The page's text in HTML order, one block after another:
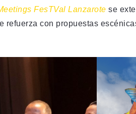
FesTVal Lanzarote se
refuerza con propuestas